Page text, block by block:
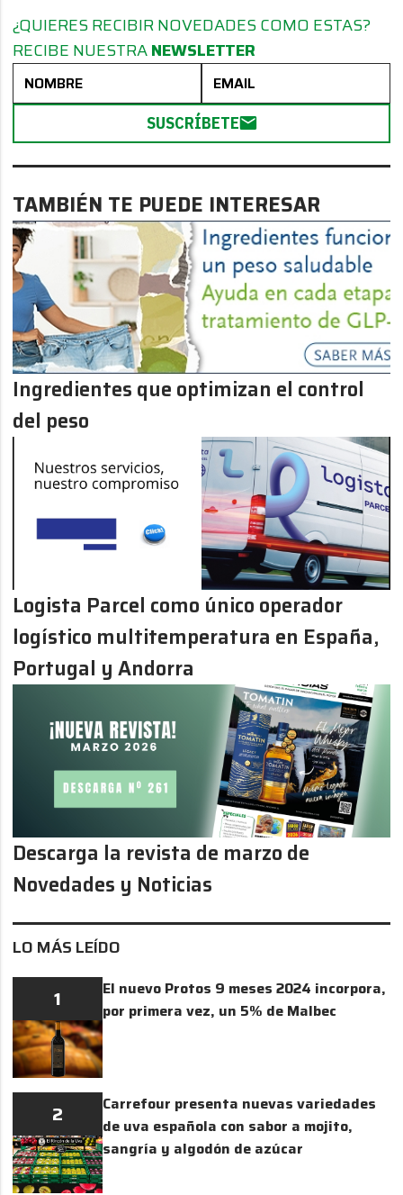
LO MÁS LEÍDO
1
El nuevo Protos 9 meses 2024 incorpora,
por primera vez, un 5% de Malbec
2
Carrefour presenta nuevas variedades
de uva española con sabor a mojito,
sangría y algodón de azúcar
¿QUIERES RECIBIR NOVEDADES COMO ESTAS?
RECIBE NUESTRANEWSLETTER
SUSCRÍBETE
TAMBIÉN TE PUEDE INTERESAR
Ingredientes que optimizan el control
del peso
Logista Parcel como único operador
logístico multitemperatura en España,
Portugal y Andorra
Descarga la revista de marzo de
Novedades y Noticias